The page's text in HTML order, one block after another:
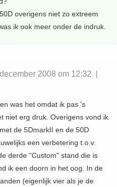
overigens niet zo extreem
ik ook meer onder de indruk.
2008 om 12:32 |
was het omdat ik pas 's
niet erg druk. Overigens vond ik
de 5DmarkII en de 50D
een verbetering t.o.v.
derde "Custom" stand die is
ik een doorn in het oog. In de
(eigenlijk vier als je de